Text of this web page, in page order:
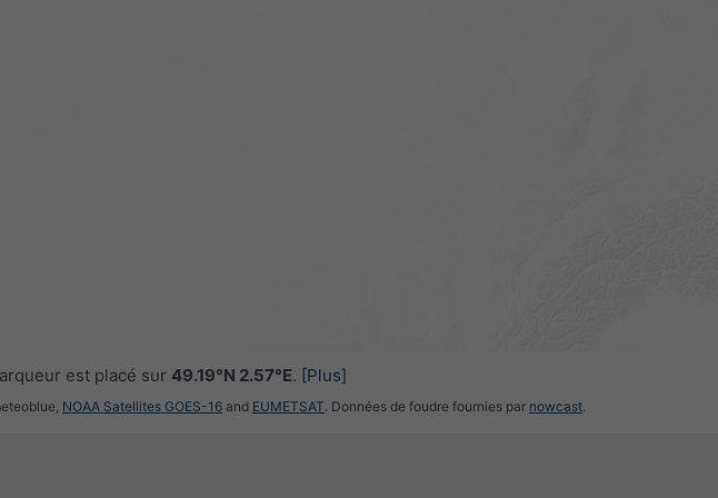
est placé sur 49.19°N 2.57°E. [Plus]
NOAA Satellites GOES-16 and EUMETSAT. Données de foudre fournies par nowcast.